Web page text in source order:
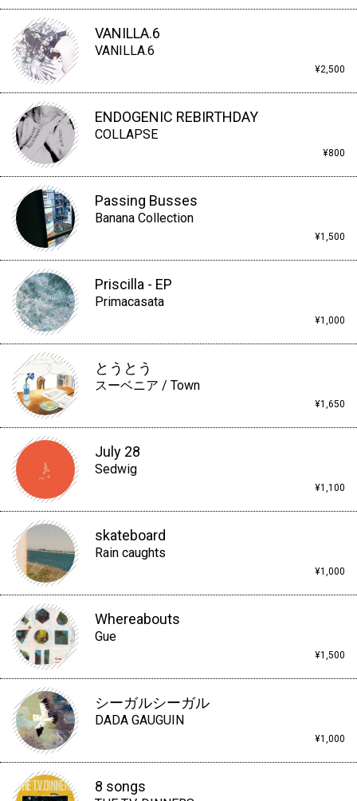
VANILLA.6
VANILLA.6
¥2,500
ENDOGENIC REBIRTHDAY
COLLAPSE
¥800
Passing Busses
Banana Collection
¥1,500
Priscilla - EP
Primacasata
¥1,000
とうとう
スーベニア / Town
¥1,650
July 28
Sedwig
¥1,100
skateboard
Rain caughts
¥1,000
Whereabouts
Gue
¥1,500
シーガルシーガル
DADA GAUGUIN
¥1,000
8 songs